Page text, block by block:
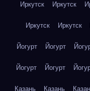
Иркутск Иркутск
Иркутск Иркутск
Йогурт Йогурт
Йогурт Йогурт
Казань Казань